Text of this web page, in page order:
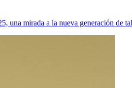
mirada a la nueva generación de